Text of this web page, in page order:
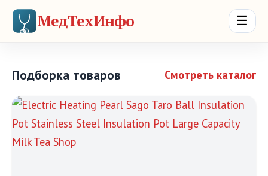
МедТехИнфо ☰
Подборка товаров Смотреть каталог